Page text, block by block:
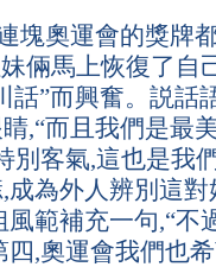
奧運會的獎牌
倆馬上恢復了自
話”而興奮。説話
,“而且我們是最
別客氣,這也是我
為外人辨別這
範補充一句,“不
,奧運會我們也